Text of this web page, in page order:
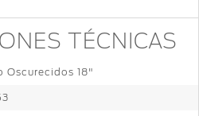
TÉCNICAS
Oscurecidos 18"